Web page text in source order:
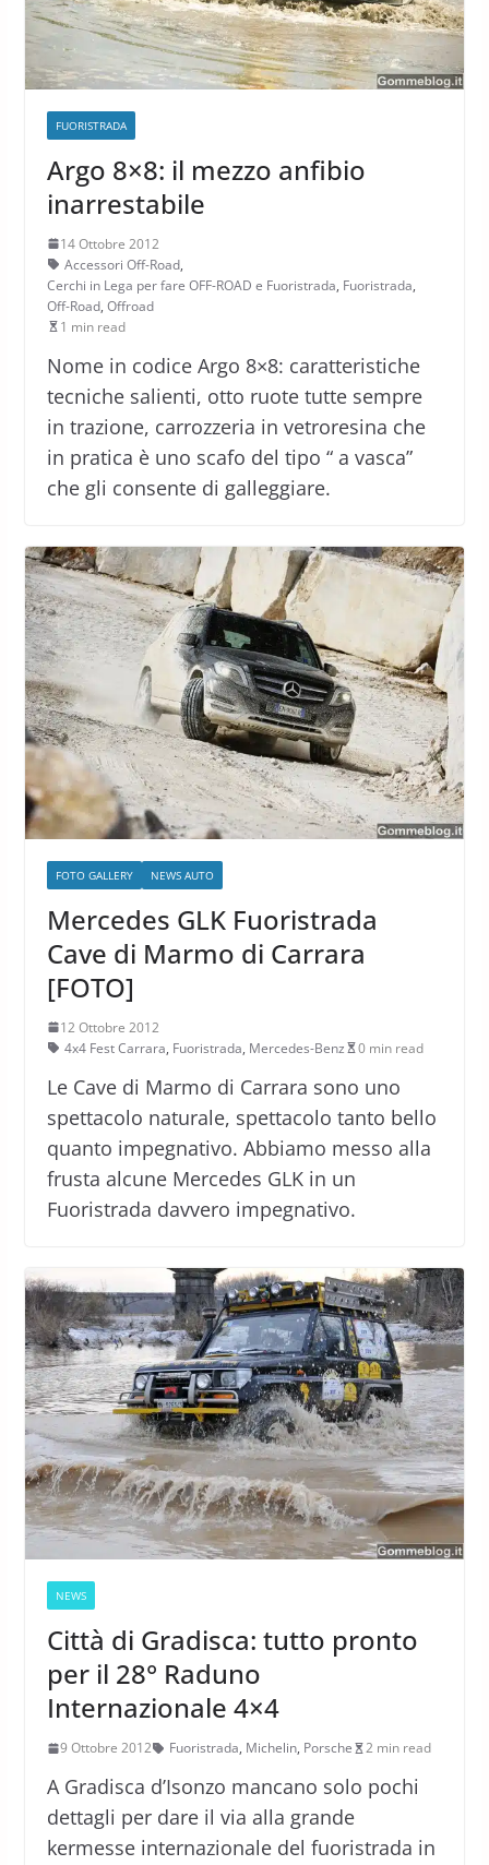
FUORISTRADA
Argo 8×8: il mezzo anfibio
inarrestabile
14 Ottobre 2012
Accessori Off-Road,
Cerchi in Lega per fare OFF-ROAD e Fuoristrada, Fuoristrada,
Off-Road, Offroad
1 min read
Nome in codice Argo 8×8: caratteristiche
tecniche salienti, otto ruote tutte sempre
in trazione, carrozzeria in vetroresina che
in pratica è uno scafo del tipo “ a vasca”
che gli consente di galleggiare.
FOTO GALLERY NEWS AUTO
Mercedes GLK Fuoristrada
Cave di Marmo di Carrara
[FOTO]
12 Ottobre 2012
4x4 Fest Carrara, Fuoristrada, Mercedes-Benz 0 min read
Le Cave di Marmo di Carrara sono uno
spettacolo naturale, spettacolo tanto bello
quanto impegnativo. Abbiamo messo alla
frusta alcune Mercedes GLK in un
Fuoristrada davvero impegnativo.
NEWS
Città di Gradisca: tutto pronto
per il 28° Raduno
Internazionale 4×4
9 Ottobre 2012 Fuoristrada, Michelin, Porsche 2 min read
A Gradisca d’Isonzo mancano solo pochi
dettagli per dare il via alla grande
kermesse internazionale del fuoristrada in